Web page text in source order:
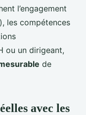
l’engagement
les compétences
ou un dirigeant,
de
avec les